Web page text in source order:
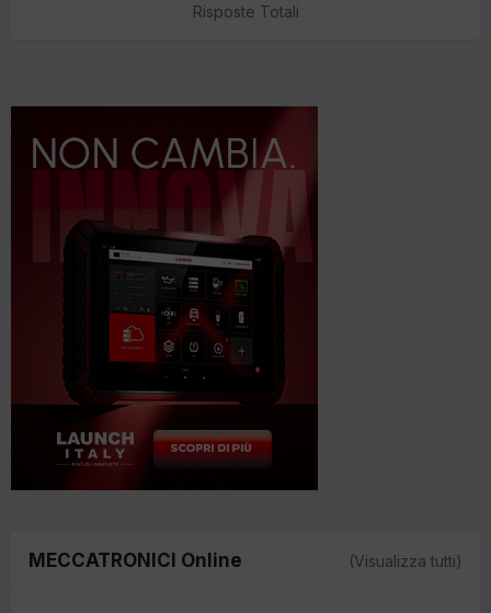
Risposte Totali
MECCATRONICI Online (Visualizza tutti)